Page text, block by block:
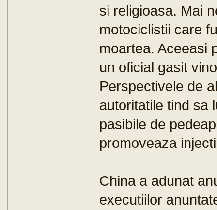
si religioasa. Mai
motociclistii care
moartea. Aceeasi
un oficial gasit
Perspectivele de
autoritatile tind sa
pasibile de
promoveaza
China a adunat
executiilor